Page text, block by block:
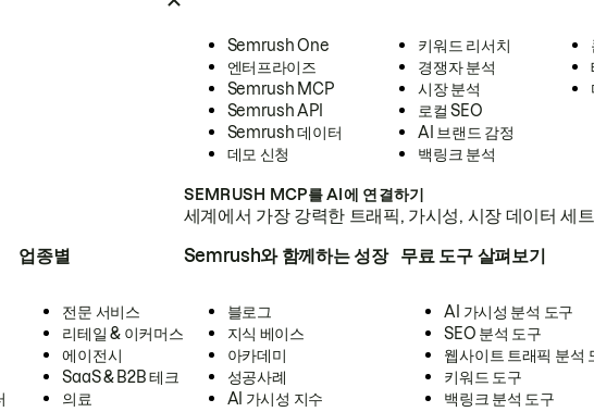
Semrush One
엔터프라이즈
Semrush MCP
Semrush API
Semrush 데이터
데모 신청
키워드 리서치
경쟁자 분석
시장 분석
로컬 SEO
AI 브랜드 감정
백링크 분석
SEMRUSH MCP를 AI에 연결하기
세계에서 가장 강력한 트래픽, 가시성, 시장 데이터 세
업종별
전문 서비스
리테일 & 이커머스
에이전시
SaaS & B2B 테크
의료
Semrush와 함께하는 성장
블로그
지식 베이스
아카데미
성공사례
AI 가시성 지수
무료 도구 살펴보기
AI 가시성 분석 도구
SEO 분석 도구
웹사이트 트래픽 분석
키워드 도구
백링크 분석 도구